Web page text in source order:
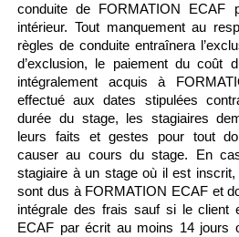
conduite de FORMATION ECAF
intérieur. Tout manquement au
règles de conduite entraînera
d’exclusion, le paiement du coût
intégralement acquis à
effectué aux dates stipulées
durée du stage, les stagiaires
leurs faits et gestes pour tout
causer au cours du stage. En
stagiaire à un stage où il est
sont dus à FORMATION ECAF et
intégrale des frais sauf si le client
ECAF par écrit au moins 14 jours